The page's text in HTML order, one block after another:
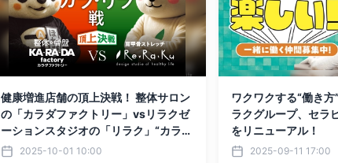
健康増進店舗の頂上決戦！ 整体サロン
の「カラダファクトリー」vsリラクゼ
ーションスタジオの「リラク」“カラ・
リラ戦”開幕
2025-10-01 10:00
ワクワクする“働き方
ラクグループ、セラ
をリニューアル！
2025-09-11 17:00